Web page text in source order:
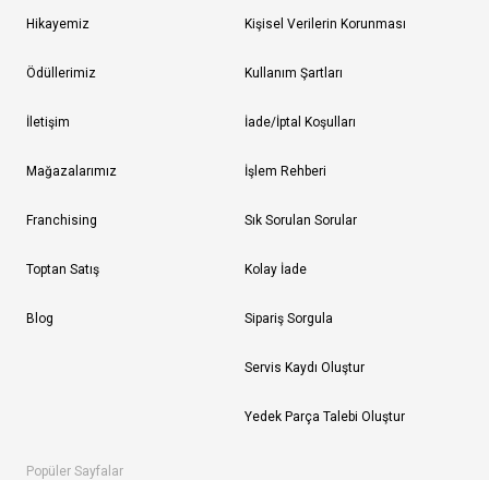
Hikayemiz
Ödüllerimiz
İletişim
Mağazalarımız
Franchising
Toptan Satış
Blog
Kişisel Verilerin Korunması
Kullanım Şartları
İade/İptal Koşulları
İşlem Rehberi
Sık Sorulan Sorular
Kolay İade
Sipariş Sorgula
Servis Kaydı Oluştur
Yedek Parça Talebi Oluştur
Popüler Sayfalar